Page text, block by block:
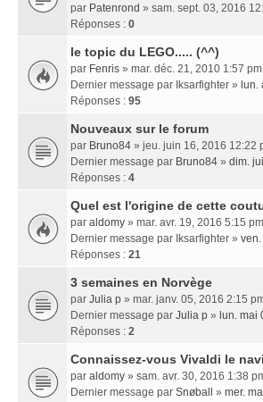
par Patenrond » sam. sept. 03, 2016
Réponses : 0
le topic du LEGO..... (^^)
par Fenris » mar. déc. 21, 2010 1:57 pm
Dernier message par Iksarfighter » lun.
Réponses : 95
Nouveaux sur le forum
par Bruno84 » jeu. juin 16, 2016 12:22
Dernier message par Bruno84 » dim.
Réponses : 4
Quel est l'origine de cette
par aldomy » mar. avr. 19, 2016 5:15 pm
Dernier message par Iksarfighter »
Réponses : 21
3 semaines en Norvège
par Julia p » mar. janv. 05, 2016 2:15
Dernier message par Julia p » lun. mai
Réponses : 2
Connaissez-vous Vivaldi le
par aldomy » sam. avr. 30, 2016 1:38
Dernier message par Snøball » mer.